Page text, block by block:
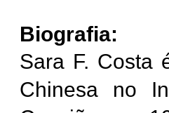
Biografia:
Sara F. Costa
Chinesa no